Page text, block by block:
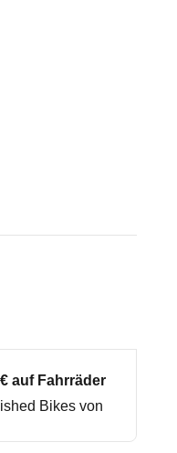
auf Fahrräder
Bikes von